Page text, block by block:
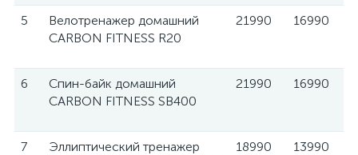
5
Велотренажер домашний
CARBON FITNESS R20
21990 16990
6
Спин-байк домашний
CARBON FITNESS SB400
21990 16990
7
Эллиптический тренажер
18990 13990